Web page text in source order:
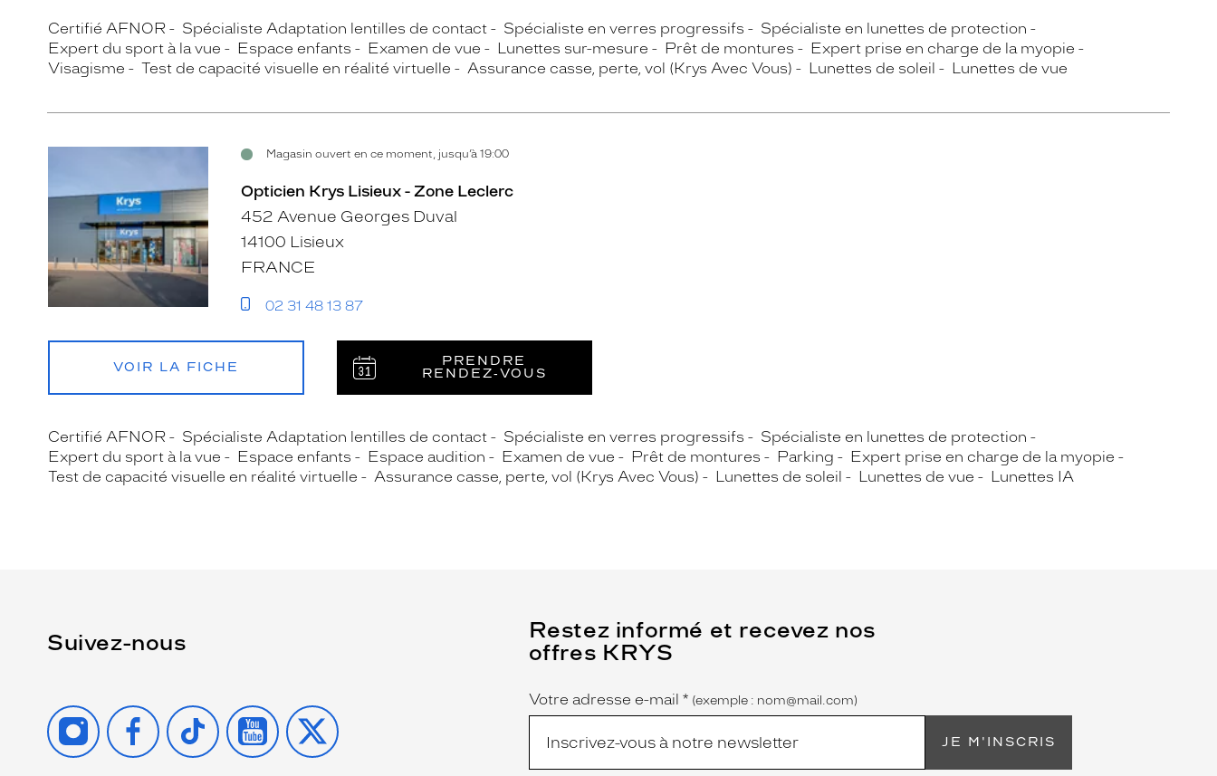
Certifié AFNOR Spécialiste Adaptation lentilles de contact Spécialiste en verres progressifs
Spécialiste en lunettes de protection
Expert du sport à la vue
Espace enfants Examen de vue Lunettes sur-mesure Prêt de montures
Expert prise en charge de la myopie
Visagisme
Test de capacité visuelle en réalité virtuelle Assurance casse, perte, vol (Krys Avec Vous) Lunettes de soleil Lunettes de vue
Magasin ouvert en ce moment, jusqu’à 19:00
Opticien Krys Lisieux - Zone Leclerc
452 Avenue Georges Duval
14100 Lisieux
FRANCE
02 31 48 13 87
VOIR LA FICHE
PRENDRE
RENDEZ‑VOUS
Certifié AFNOR Spécialiste Adaptation lentilles de contact Spécialiste en verres progressifs
Spécialiste en lunettes de protection
Expert du sport à la vue
Espace enfants Espace audition Examen de vue Prêt de montures Parking
Expert prise en charge de la myopie
Test de capacité visuelle en réalité virtuelle
Assurance casse, perte, vol (Krys Avec Vous) Lunettes de soleil Lunettes de vue Lunettes IA
Suivez-nous
INSTAGRAMFACEBOOK
TIKTOK YOUTUBE
X
Restez informé et recevez nos
offres KRYS
Name
Votre adresse e-mail *
(Ce
champ
est
obligatoire)
(exemple : nom@mail.com)
JE M'INSCRIS